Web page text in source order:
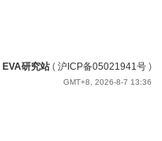
EVA研究站( 沪ICP备05021941号)
GMT+8, 2026-8-7 13:36